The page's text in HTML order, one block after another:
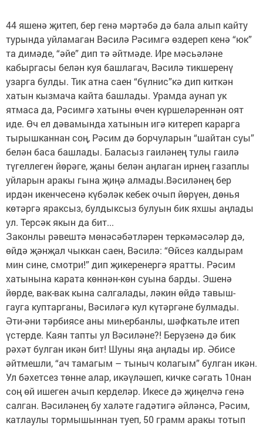
44 яшенә җитеп, бер генә мәртәбә дә бала алып кайту
турында уйламаган Вәсилә Рәсимгә өздереп кенә “юк”
та димәде, “әйе” дип тә әйтмәде. Ире мәсьәләне
кабыргасы белән куя башлагач, Вәсилә тикшеренү
узарга булды. Тик атна саен “бүлнис”кә дип киткән
хатын кызмача кайта башлады. Урамда аунап ук
ятмаса да, Рәсимгә хатыны өчен күршеләреннән оят
иде. Өч ел дәвамында хатынын игә китереп карарга
тырышканнан соң, Рәсим дә борчуларын “шайтан суы”
белән баса башлады. Баласыз гаиләнең тулы гаилә
түгеллеген йөрәге, җаны белән аңлаган ирнең газаплы
уйларын аракы гына җиңә алмады.Вәсиләнең бер
ирдән икенчесенә күбәләк кебек очып йөрүен, дөнья
көтәргә яраксыз, булдыксыз булуын бик яхшы аңлады
ул. Терсәк якын да бит...
Законлы рәвештә мөнәсәбәтләрен теркәмәсәләр дә,
өйдә җәнҗал чыккан саен, Вәсилә: “Өйсез калдырам
мин сине, смотри!” дип җикеренергә яратты. Рәсим
хатынына карата көннән-көн суына барды. Эшенә
йөрде, вак-вак кына салгалады, ләкин өйдә тавыш-
гауга куптарганы, Вәсиләгә кул күтәргәне булмады.
Әти-әни тәрбиясе аны миһербанлы, шәфкатьле итеп
үстерде. Каян тапты ул Вәсиләне?! Берүзенә дә бик
рәхәт булган икән бит! Шуны яңа аңлады ир. Әбисе
әйтмешли, “ач тамагым – тыныч колагым” булган икән.
Ул бәхетсез төнне алар, икәүләшеп, кичке сәгать 10нан
соң өй ишеген ачып керделәр. Икесе дә җиңелчә генә
салган. Вәсиләнең бу халәте гадәтигә әйләнсә, Рәсим,
катлаулы тормышыннан туеп, 50 грамм аракы тотып